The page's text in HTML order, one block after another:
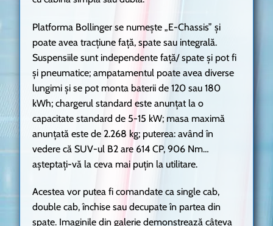
Platforma Bollinger se numește „E-Chassis” și
poate avea tracțiune față, spate sau integrală.
Suspensiile sunt independente față/ spate și pot fi
și pneumatice; ampatamentul poate avea diverse
lungimi și se pot monta baterii de 120 sau 180
kWh; chargerul standard este anunțat la o
capacitate standard de 5-15 kW; masa maximă
anunțată este de 2.268 kg; puterea: având în
vedere că SUV-ul B2 are 614 CP, 906 Nm…
așteptați-vă la ceva mai puțin la utilitare.
Acestea vor putea fi comandate ca single cab,
double cab, închise sau decupate în partea din
spate. Imaginile din galerie demonstrează câteva